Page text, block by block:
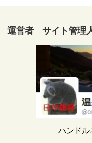
運営者 サイト管理
ハンドル